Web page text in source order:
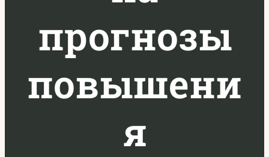
прогнозы
повышени
я